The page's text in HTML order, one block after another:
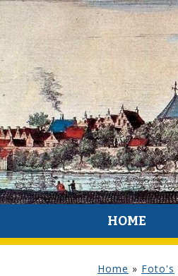
HOME
Home » Foto's